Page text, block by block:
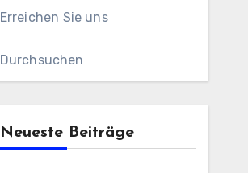
Erreichen Sie uns
Durchsuchen
Neueste Beiträge